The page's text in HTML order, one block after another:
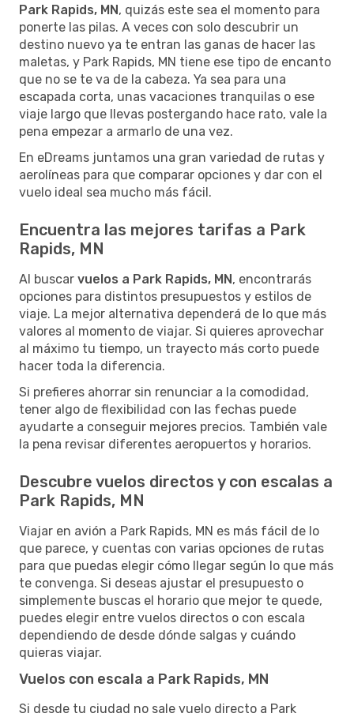
Park Rapids, MN, quizás este sea el momento para
ponerte las pilas. A veces con solo descubrir un
destino nuevo ya te entran las ganas de hacer las
maletas, y Park Rapids, MN tiene ese tipo de encanto
que no se te va de la cabeza. Ya sea para una
escapada corta, unas vacaciones tranquilas o ese
viaje largo que llevas postergando hace rato, vale la
pena empezar a armarlo de una vez.
En eDreams juntamos una gran variedad de rutas y
aerolíneas para que comparar opciones y dar con el
vuelo ideal sea mucho más fácil.
Encuentra las mejores tarifas a Park
Rapids, MN
Al buscar vuelos a Park Rapids, MN, encontrarás
opciones para distintos presupuestos y estilos de
viaje. La mejor alternativa dependerá de lo que más
valores al momento de viajar. Si quieres aprovechar
al máximo tu tiempo, un trayecto más corto puede
hacer toda la diferencia.
Si prefieres ahorrar sin renunciar a la comodidad,
tener algo de flexibilidad con las fechas puede
ayudarte a conseguir mejores precios. También vale
la pena revisar diferentes aeropuertos y horarios.
Descubre vuelos directos y con escalas a
Park Rapids, MN
Viajar en avión a Park Rapids, MN es más fácil de lo
que parece, y cuentas con varias opciones de rutas
para que puedas elegir cómo llegar según lo que más
te convenga. Si deseas ajustar el presupuesto o
simplemente buscas el horario que mejor te quede,
puedes elegir entre vuelos directos o con escala
dependiendo de desde dónde salgas y cuándo
quieras viajar.
Vuelos con escala a Park Rapids, MN
Si desde tu ciudad no sale vuelo directo a Park